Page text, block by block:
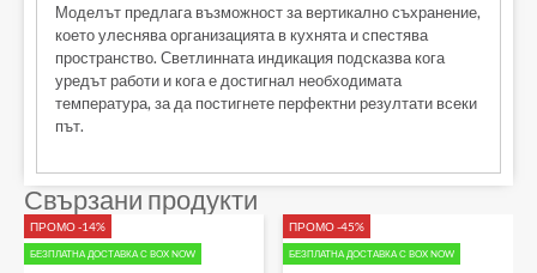
Моделът предлага възможност за вертикално съхранение,
което улеснява организацията в кухнята и спестява
пространство. Светлинната индикация подсказва кога
уредът работи и кога е достигнал необходимата
температура, за да постигнете перфектни резултати всеки
път.
Свързани продукти
ПРОМО -14%
БЕЗПЛАТНА ДОСТАВКА С BOX NOW
ПРОМО -45%
БЕЗПЛАТНА ДОСТАВКА С BOX NOW